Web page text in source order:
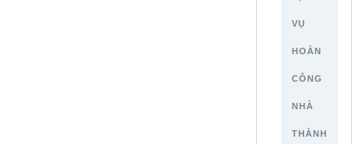
VỤ
HOÀN
CÔNG
NHÀ
THÀNH